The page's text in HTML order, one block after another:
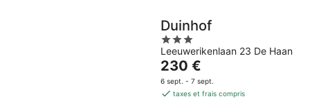
Duinhof
3
out
of
5
Leeuwerikenlaan 23 De Haan
Le
prix
est
230 €
6 sept. - 7 sept.
taxes et frais compris